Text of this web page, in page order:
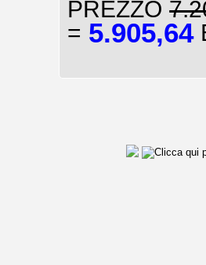
PREZZO
= 5.905,64